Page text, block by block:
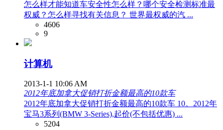
怎么样才能知道车安全性怎么样？哪个安全检测标准最
权威？怎么样寻找有关信息？ 世界最权威的汽 ...
4606
9
计算机
2013-1-1 10:06 AM
2012年底加拿大促销打折金额最高的10款车
2012年底加拿大促销打折金额最高的10款车 10。2012年
宝马3系列(BMW 3-Series),起价(不包括优惠) ...
5204